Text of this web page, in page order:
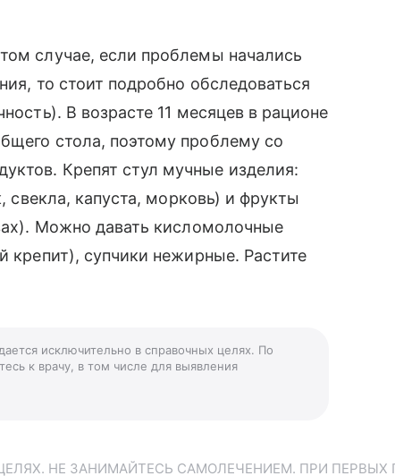
случае, если проблемы начались
то стоит подробно обследоваться
В возрасте 11 месяцев в рационе
стола, поэтому проблему со
Крепят стул мучные изделия:
капуста, морковь) и фрукты
Можно давать кисломолочные
крепит), супчики нежирные. Растите
исключительно в справочных целях. По
к врачу, в том числе для выявления
НЕ ЗАНИМАЙТЕСЬ САМОЛЕЧЕНИЕМ. ПРИ ПЕРВЫХ